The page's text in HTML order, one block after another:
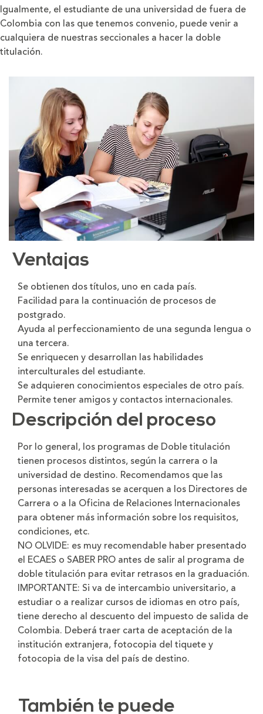
Igualmente, el estudiante de una universidad de fuera de
Colombia con las que tenemos convenio, puede venir a
cualquiera de nuestras seccionales a hacer la doble
titulación.
Ventajas
Se obtienen dos títulos, uno en cada país.
Facilidad para la continuación de procesos de
postgrado.
Ayuda al perfeccionamiento de una segunda lengua o
una tercera.
Se enriquecen y desarrollan las habilidades
interculturales del estudiante.
Se adquieren conocimientos especiales de otro país.
Permite tener amigos y contactos internacionales.
Descripción del proceso
Por lo general, los programas de Doble titulación
tienen procesos distintos, según la carrera o la
universidad de destino. Recomendamos que las
personas interesadas se acerquen a los Directores de
Carrera o a la Oficina de Relaciones Internacionales
para obtener más información sobre los requisitos,
condiciones, etc.
NO OLVIDE: es muy recomendable haber presentado
el ECAES o SABER PRO antes de salir al programa de
doble titulación para evitar retrasos en la graduación.
IMPORTANTE: Si va de intercambio universitario, a
estudiar o a realizar cursos de idiomas en otro país,
tiene derecho al descuento del impuesto de salida de
Colombia. Deberá traer carta de aceptación de la
institución extranjera, fotocopia del tiquete y
fotocopia de la visa del país de destino.
También te puede